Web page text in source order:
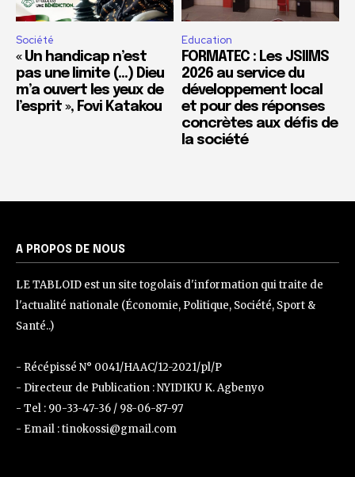
Société
« Un handicap n’est
pas une limite (…) Dieu
m’a ouvert les yeux de
l’esprit », Fovi Katakou
Education
FORMATEC : Les JSIIMS
2026 au service du
développement local
et pour des réponses
concrètes aux défis de
la société
A PROPOS DE NOUS
LE TABLOID est un site togolais d'information qui traite de
l'actualité nationale (Économie, Politique, Société, Sport &
Santé..)
- Récépissé N° 0041/HAAC/12-2021/pl/P
- Directeur de Publication : NYIDIKU K. Agbenyo
- Tel : 90-33-47-36 / 98-06-87-97
- Email : tinokossi@gmail.com